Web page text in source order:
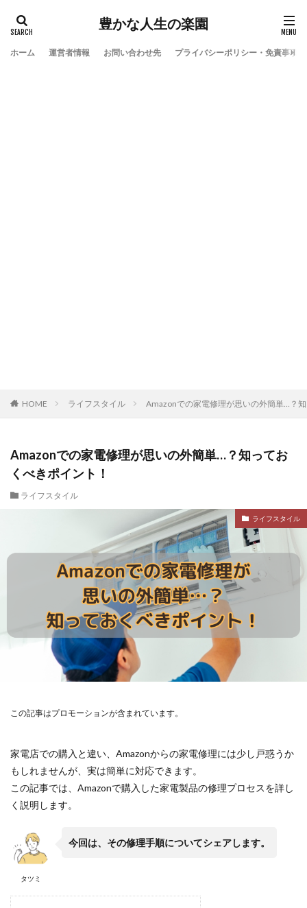
豊かな人生の楽園
ホーム 運営者情報 お問い合わせ先 プライバシーポリシー・免責事項
HOME ライフスタイル Amazonでの家電修理が思いの外簡単…？
Amazonでの家電修理が思いの外簡単…？知ってお
くべきポイント！
ライフスタイル
ライフスタイル
この記事はプロモーションが含まれています。
家電店での購入と違い、Amazonからの家電修理には少し戸惑うか
もしれませんが、実は簡単に対応できます。
この記事では、Amazonで購入した家電製品の修理プロセスを詳し
く説明します。
タツミ
今回は、その修理手順についてシェアします。